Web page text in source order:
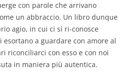
con parole che arrivano
un abbraccio. Un libro dunque
agio, in cui ci si ri-conosce
esortano a guardare con amore al
riconciliarci con esso e con noi
in maniera più autentica.